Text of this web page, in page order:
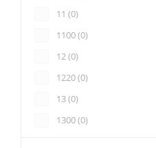
11 (0)
1100 (0)
12 (0)
1220 (0)
13 (0)
1300 (0)